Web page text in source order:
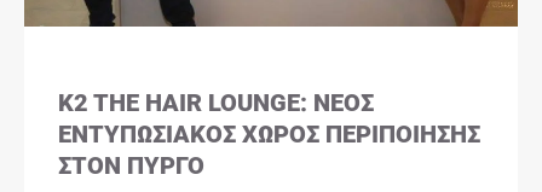
K2 THE HAIR LOUNGE: ΝΈΟΣ
ΕΝΤΥΠΩΣΙΑΚΌΣ ΧΏΡΟΣ ΠΕΡΙΠΟΊΗΣΗΣ
ΣΤΟΝ ΠΎΡΓΟ